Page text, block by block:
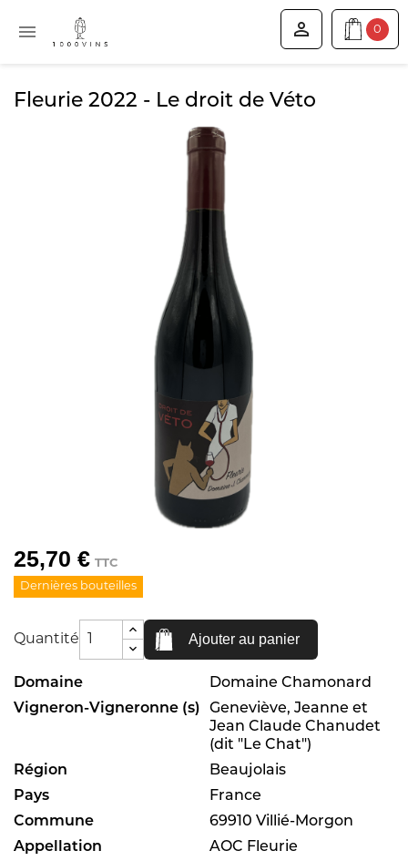
 0

Fleurie 2022 - Le droit de Véto
25,70 € TTC
Dernières bouteilles
Quantité Ajouter au panier
Domaine
Domaine Chamonard
Vigneron-Vigneronne (s)
Geneviève, Jeanne et
Jean Claude Chanudet
(dit "Le Chat")
Région
Beaujolais
Pays
France
Commune
69910 Villié-Morgon
Appellation
AOC Fleurie